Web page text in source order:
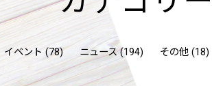
イベント (78) ニュース (194) その他 (18)